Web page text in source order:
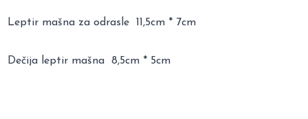
Leptir mašna za odrasle 11,5cm * 7cm
Dečija leptir mašna 8,5cm * 5cm